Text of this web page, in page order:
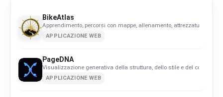
BikeAtlas
Apprendimento, percorsi con mappe, allenamento, attrezzatura ed
APPLICAZIONE WEB
PageDNA
Visualizzazione generativa della struttura, dello stile e del
APPLICAZIONE WEB